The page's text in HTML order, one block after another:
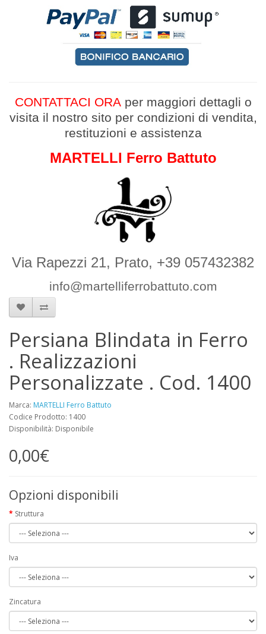
CONTATTACI ORAper maggiori dettagli o
visita il nostro sito per condizioni di vendita,
restituzioni e assistenza
MARTELLI Ferro Battuto
Via Rapezzi 21, Prato, +39 057432382
info@martelliferrobattuto.com
Persiana Blindata in Ferro
. Realizzazioni
Personalizzate . Cod. 1400
Marca: MARTELLI Ferro Battuto
Codice Prodotto: 1400
Disponibilità: Disponibile
0,00€
Opzioni disponibili
Struttura
Iva
Zincatura